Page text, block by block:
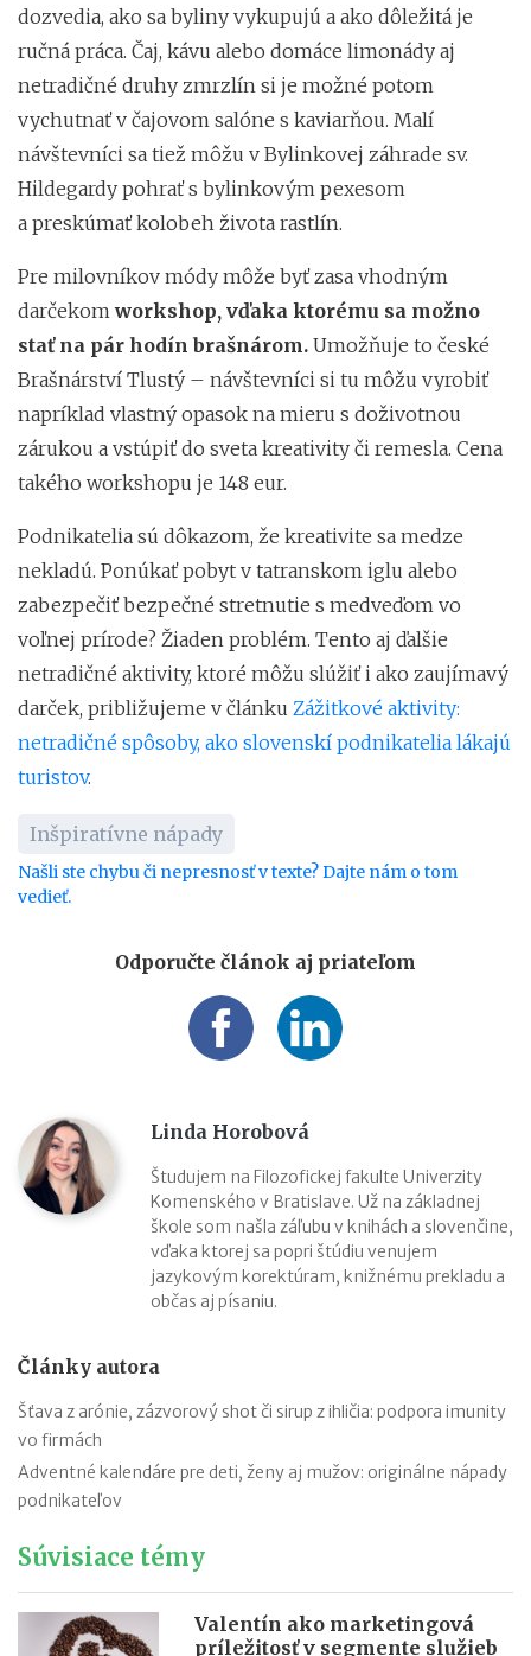
dozvedia, ako sa byliny vykupujú a ako dôležitá je
ručná práca. Čaj, kávu alebo domáce limonády aj
netradičné druhy zmrzlín si je možné potom
vychutnať v čajovom salóne s kaviarňou. Malí
návštevníci sa tiež môžu v Bylinkovej záhrade sv.
Hildegardy pohrať s bylinkovým pexesom
a preskúmať kolobeh života rastlín.
Pre milovníkov módy môže byť zasa vhodným
darčekomworkshop, vďaka ktorému sa možno
stať na pár hodín brašnárom. Umožňuje to české
Brašnárství Tlustý – návštevníci si tu môžu vyrobiť
napríklad vlastný opasok na mieru s doživotnou
zárukou a vstúpiť do sveta kreativity či remesla. Cena
takého workshopu je 148 eur.
Podnikatelia sú dôkazom, že kreativite sa medze
nekladú. Ponúkať pobyt v tatranskom iglu alebo
zabezpečiť bezpečné stretnutie s medveďom vo
voľnej prírode? Žiaden problém. Tento aj ďalšie
netradičné aktivity, ktoré môžu slúžiť i ako zaujímavý
darček, približujeme v článku Zážitkové aktivity:
netradičné spôsoby, ako slovenskí podnikatelia lákajú
turistov.
Inšpiratívne nápady
Našli ste chybu či nepresnosť v texte? Dajte nám o tom
vedieť.
Odporučte článok aj priateľom
Linda Horobová
Študujem na Filozofickej fakulte Univerzity
Komenského v Bratislave. Už na základnej
škole som našla záľubu v knihách a slovenčine,
vďaka ktorej sa popri štúdiu venujem
jazykovým korektúram, knižnému prekladu a
občas aj písaniu.
Články autora
Šťava z arónie, zázvorový shot či sirup z ihličia: podpora imunity
vo firmách
Adventné kalendáre pre deti, ženy aj mužov: originálne nápady
podnikateľov
Súvisiace témy
Valentín ako marketingová
príležitosť v segmente služieb